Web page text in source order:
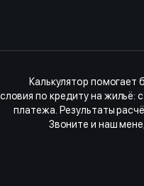
Калькулятор помогает
по кредиту на жильё:
платежа. Результаты
Звоните и наш